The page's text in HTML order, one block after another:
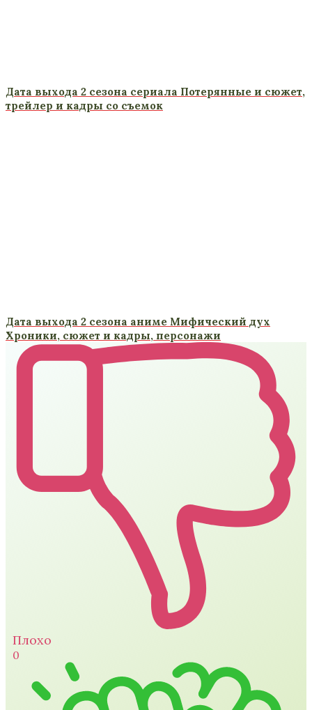
Дата выхода 2 сезона сериала Потерянные и сюжет,
трейлер и кадры со съемок
Дата выхода 2 сезона аниме Мифический дух
Хроники, сюжет и кадры, персонажи
Плохо
0